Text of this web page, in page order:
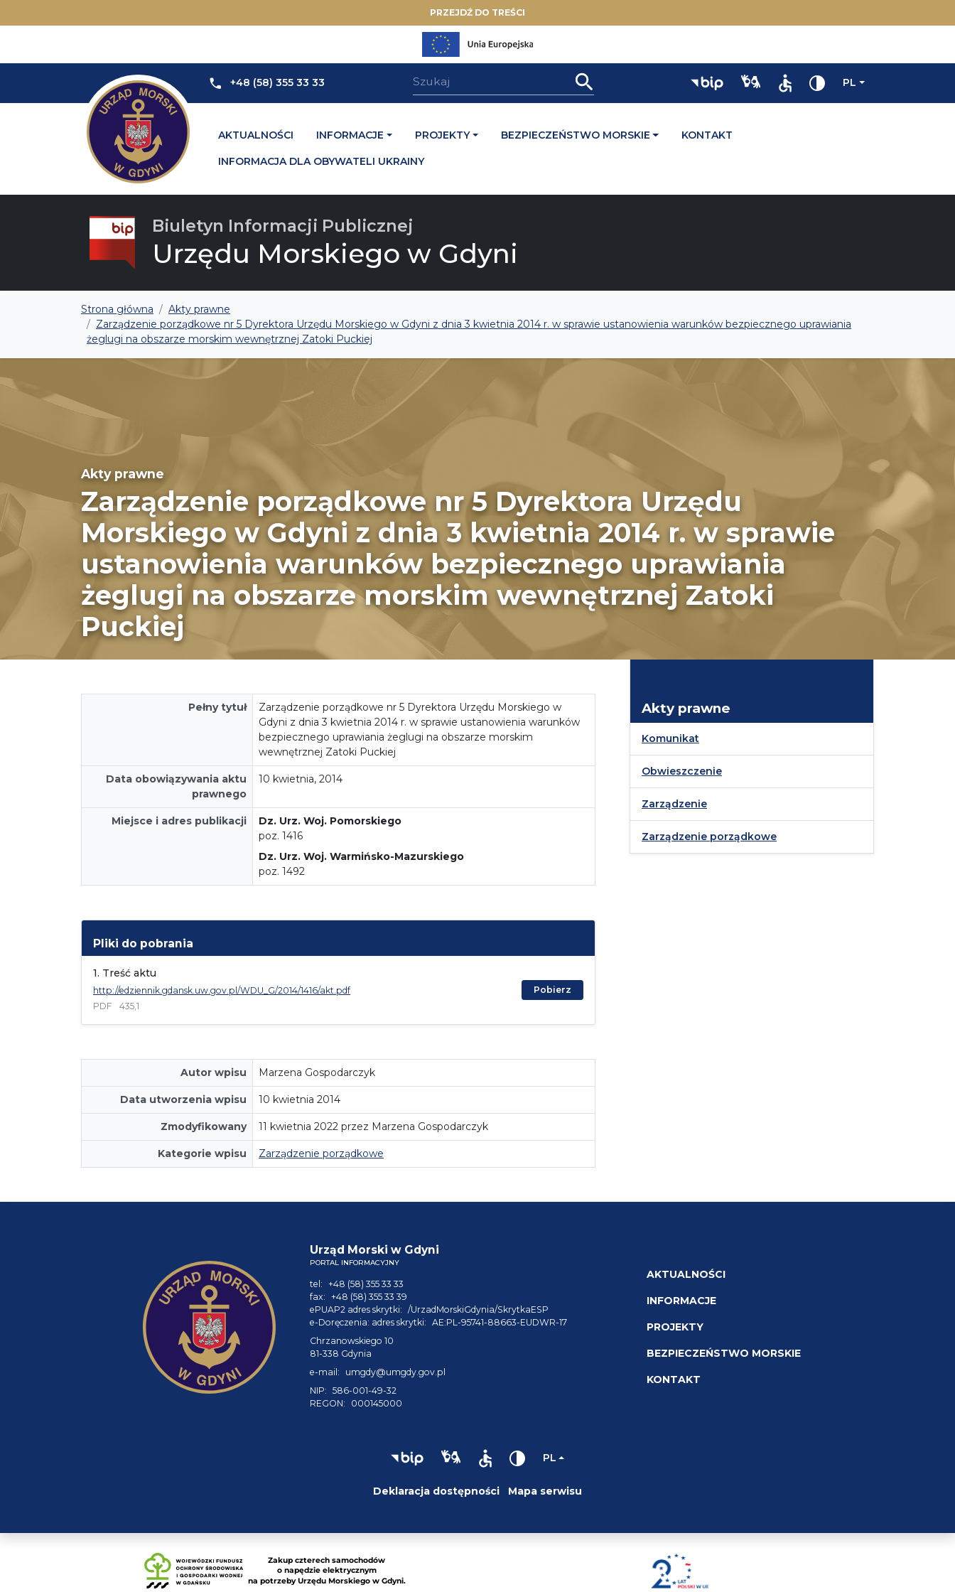
PRZEJDŹ DO TREŚCI
+48 (58) 355 33 33 PL
AKTUALNOŚCI INFORMACJE PROJEKTY BEZPIECZEŃSTWO MORSKIE KONTAKT
INFORMACJA DLA OBYWATELI UKRAINY
Biuletyn Informacji Publicznej
Urzędu Morskiego w Gdyni
Strona główna
Akty prawne
Zarządzenie porządkowe nr 5 Dyrektora Urzędu Morskiego w Gdyni z dnia 3 kwietnia 2014 r. w sprawie ustanowienia warunków bezpiecznego uprawiania
żeglugi na obszarze morskim wewnętrznej Zatoki Puckiej
Akty prawne
Zarządzenie porządkowe nr 5 Dyrektora Urzędu
Morskiego w Gdyni z dnia 3 kwietnia 2014 r. w sprawie
ustanowienia warunków bezpiecznego uprawiania
żeglugi na obszarze morskim wewnętrznej Zatoki
Puckiej
Pełny tytuł
Zarządzenie porządkowe nr 5 Dyrektora Urzędu Morskiego w
Gdyni z dnia 3 kwietnia 2014 r. w sprawie ustanowienia warunków
bezpiecznego uprawiania żeglugi na obszarze morskim
wewnętrznej Zatoki Puckiej
Data obowiązywania aktu
prawnego
10 kwietnia, 2014
Miejsce i adres publikacji
Dz. Urz. Woj. Pomorskiego
poz. 1416
Dz. Urz. Woj. Warmińsko-Mazurskiego
poz. 1492
Pliki do pobrania
1. Treść aktu
http://edziennik.gdansk.uw.gov.pl/WDU_G/2014/1416/akt.pdf
PDF
435,1
Pobierz
Autor wpisu Marzena Gospodarczyk
Data utworzenia wpisu 10 kwietnia 2014
Zmodyfikowany 11 kwietnia 2022 przez Marzena Gospodarczyk
Kategorie wpisu Zarządzenie porządkowe
Akty prawne
Komunikat
Obwieszczenie
Zarządzenie
Zarządzenie porządkowe
Urząd Morski w Gdyni
PORTAL INFORMACYJNY
tel: +48 (58) 355 33 33
fax: +48 (58) 355 33 39
ePUAP2 adres skrytki: /UrzadMorskiGdynia/SkrytkaESP
e-Doręczenia: adres skrytki: AE:PL-95741-88663-EUDWR-17
Chrzanowskiego 10
81-338 Gdynia
e-mail:
umgdy@umgdy.gov.pl
NIP: 586-001-49-32
REGON:
000145000
AKTUALNOŚCI
INFORMACJE
PROJEKTY
BEZPIECZEŃSTWO MORSKIE
KONTAKT
PL
Deklaracja dostępności Mapa serwisu